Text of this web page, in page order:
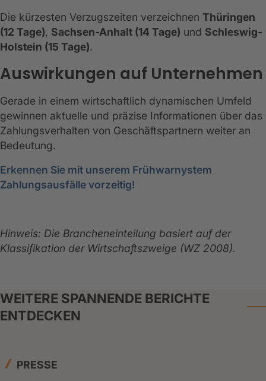
Die kürzesten Verzugszeiten verzeichnen Thüringen
(12 Tage), Sachsen-Anhalt (14 Tage) und Schleswig-
Holstein (15 Tage).
Auswirkungen auf Unternehmen
Gerade in einem wirtschaftlich dynamischen Umfeld
gewinnen aktuelle und präzise Informationen über das
Zahlungsverhalten von Geschäftspartnern weiter an
Bedeutung.
Erkennen Sie mit unserem Frühwarnystem
Zahlungsausfälle vorzeitig!
Hinweis: Die Brancheneinteilung basiert auf der
Klassifikation der Wirtschaftszweige (WZ 2008).
WEITERE SPANNENDE BERICHTE
ENTDECKEN
PRESSE